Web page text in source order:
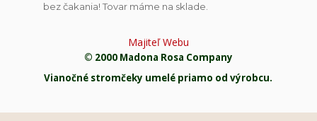
bez čakania! Tovar máme na sklade.
Majiteľ Webu
© 2000 Madona Rosa Company
Vianočné stromčeky umelé priamo od výrobcu.